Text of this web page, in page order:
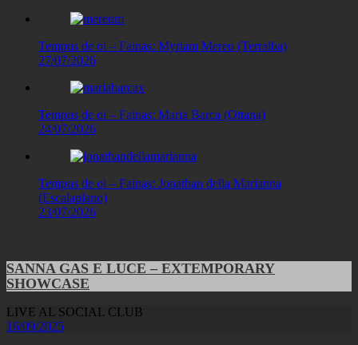
Tempus de oi – Fainas: Myriam Mereu (Terralba)
27/07/2026
Tempus de oi – Fainas: Maria Barca (Ottana)
24/07/2026
Tempus de oi – Fainas: Jonathan della Marianna
(Escalaplano)
23/07/2026
SANNA GAS E LUCE – EXTEMPORARY
SHOWCASE
LIVE AL SOCIAL CLUB
16/09/2025